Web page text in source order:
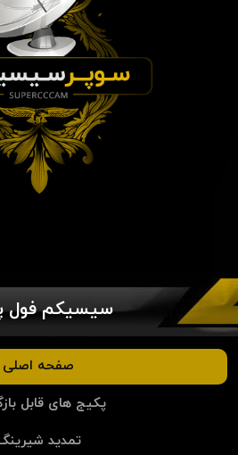
سیسیکم فول
صفحه اصلی
پکیج های قابل
تمدید